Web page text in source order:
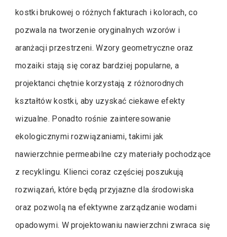
kostki brukowej o różnych fakturach i kolorach, co
pozwala na tworzenie oryginalnych wzorów i
aranżacji przestrzeni. Wzory geometryczne oraz
mozaiki stają się coraz bardziej popularne, a
projektanci chętnie korzystają z różnorodnych
kształtów kostki, aby uzyskać ciekawe efekty
wizualne. Ponadto rośnie zainteresowanie
ekologicznymi rozwiązaniami, takimi jak
nawierzchnie permeabilne czy materiały pochodzące
z recyklingu. Klienci coraz częściej poszukują
rozwiązań, które będą przyjazne dla środowiska
oraz pozwolą na efektywne zarządzanie wodami
opadowymi. W projektowaniu nawierzchni zwraca się